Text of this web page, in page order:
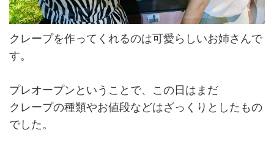
クレープを作ってくれるのは可愛らしいお姉さんで
す。
プレオープンということで、この日はまだ
クレープの種類やお値段などはざっくりとしたもの
でした。